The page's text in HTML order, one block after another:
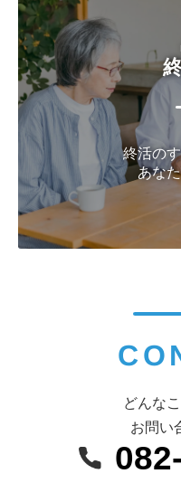
終活の
あな
どんな
お問い